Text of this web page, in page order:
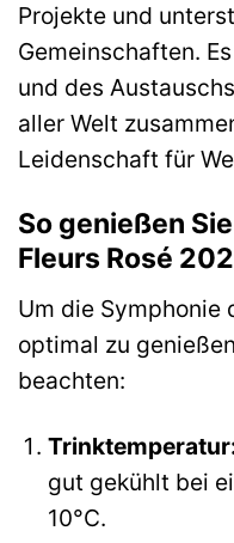
Projekte und
Gemeinschaften.
und des
aller Welt
Leidenschaft für
So genießen
Fleurs Rosé
Um die Symphonie
optimal zu
beachten:
gut gekühlt bei
10°C.